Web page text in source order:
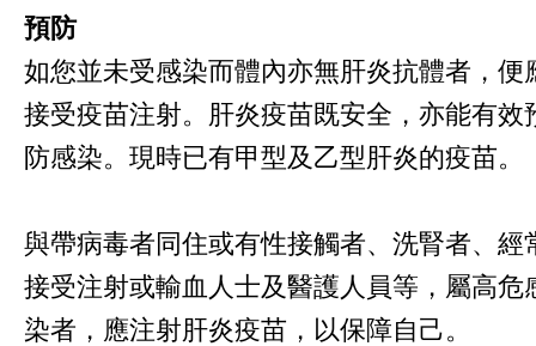
預防
如您並未受感染而體內亦無肝炎抗體者，便
接受疫苗注射。肝炎疫苗既安全，亦能有效
防感染。現時已有甲型及乙型肝炎的疫苗。
與帶病毒者同住或有性接觸者、洗腎者、經
接受注射或輸血人士及醫護人員等，屬高危
染者，應注射肝炎疫苗，以保障自己。